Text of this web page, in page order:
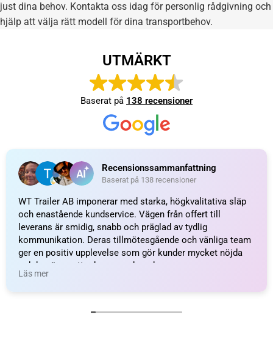
just dina behov. Kontakta oss idag för personlig rådgivning och
hjälp att välja rätt modell för dina transportbehov.
UTMÄRKT
Baserat på 138 recensioner
Recensionssammanfattning
Baserat på 138 recensioner
WT Trailer AB imponerar med starka, högkvalitativa släp
och enastående kundservice. Vägen från offert till
leverans är smidig, snabb och präglad av tydlig
kommunikation. Deras tillmötesgående och vänliga team
ger en positiv upplevelse som gör kunder mycket nöjda
och benägna att rekommendera dem.
Läs mer